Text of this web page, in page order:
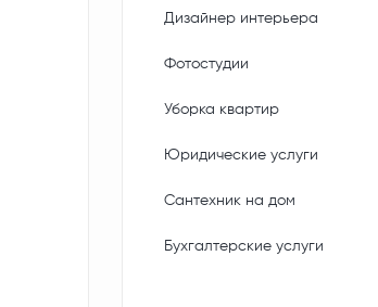
Дизайнер интерьера
Фотостудии
Уборка квартир
Юридические услуги
Сантехник на дом
Бухгалтерские услуги